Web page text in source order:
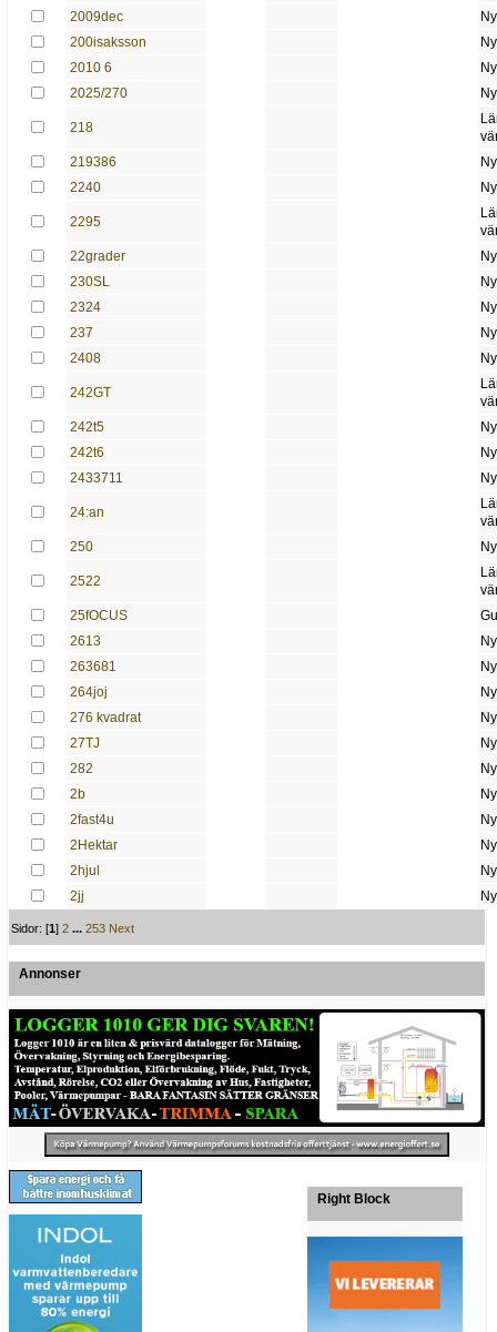
2009dec
200isaksson
2010 6
2025/270
218
219386
2240
2295
22grader
230SL
2324
237
2408
242GT
242t5
242t6
2433711
24:an
250
2522
25fOCUS
2613
263681
264joj
276 kvadrat
27TJ
282
2b
2fast4u
2Hektar
2hjul
2jj
Sidor: [1]2 ...253 Next
Annonser
Right Block